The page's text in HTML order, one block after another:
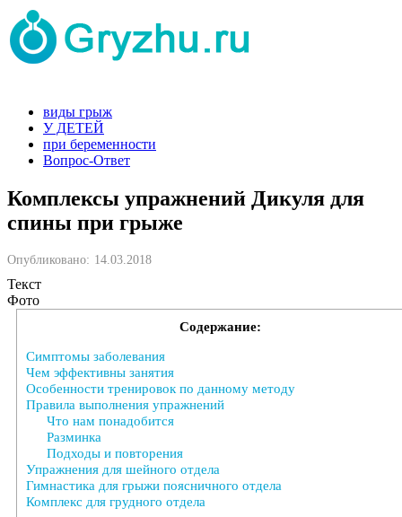
виды грыж
У ДЕТЕЙ
при беременности
Вопрос-Ответ
Комплексы упражнений Дикуля для
спины при грыже
Опубликовано: 14.03.2018
Текст
Фото
Содержание:
Симптомы заболевания
Чем эффективны занятия
Особенности тренировок по данному методу
Правила выполнения упражнений
Что нам понадобится
Разминка
Подходы и повторения
Упражнения для шейного отдела
Гимнастика для грыжи поясничного отдела
Комплекс для грудного отдела